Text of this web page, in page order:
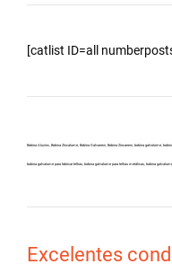
[catlist ID=all
Bobina Aluzinc, Bobina Zincalume, Bobina Galvanew, Bobina Zincanew, bobina galvolume,
bobina galvalume para fabricar telhas, bobina galvalume para telhas metálicas, bobina
Excelentes